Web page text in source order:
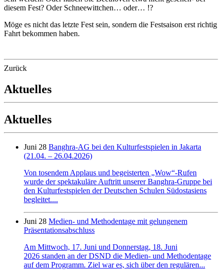
diesem Fest? Oder Schneewittchen… oder… !?
Möge es nicht das letzte Fest sein, sondern die Festsaison erst richtig
Fahrt bekommen haben.
Zurück
Aktuelles
Aktuelles
Juni 28 Banghra-AG bei den Kulturfestspielen in Jakarta
(21.04. – 26.04.2026)
Von tosendem Applaus und begeisterten „Wow“-Rufen
wurde der spektakuläre Auftritt unserer Banghra-Gruppe bei
den Kulturfestspielen der Deutschen Schulen Südostasiens
begleitet....
Juni 28 Medien- und Methodentage mit gelungenem
Präsentationsabschluss
Am Mittwoch, 17. Juni und Donnerstag, 18. Juni
2026 standen an der DSND die Medien- und Methodentage
auf dem Programm. Ziel war es, sich über den regulären...